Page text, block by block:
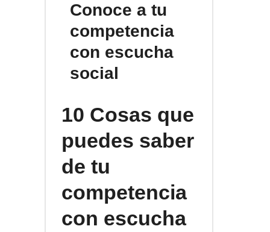
Conoce a tu
competencia
con escucha
social
10 Cosas que
puedes saber
de tu
competencia
con escucha